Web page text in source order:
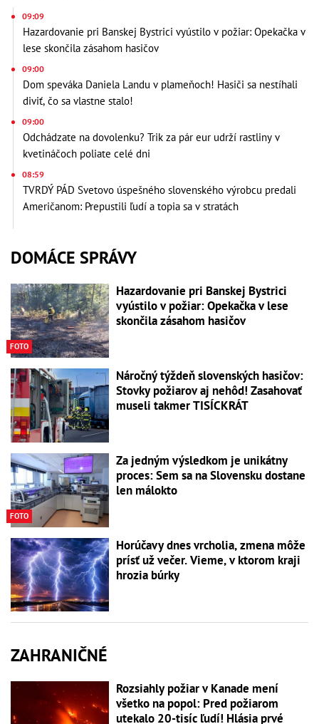
09:09
Hazardovanie pri Banskej Bystrici vyústilo v požiar: Opekačka v
lese skončila zásahom hasičov
09:00
Dom speváka Daniela Landu v plameňoch! Hasiči sa nestíhali
diviť, čo sa vlastne stalo!
09:00
Odchádzate na dovolenku? Trik za pár eur udrží rastliny v
kvetináčoch poliate celé dni
08:59
TVRDÝ PÁD Svetovo úspešného slovenského výrobcu predali
Američanom: Prepustili ľudí a topia sa v stratách
DOMÁCE SPRÁVY
FOTO
Hazardovanie pri Banskej Bystrici
vyústilo v požiar: Opekačka v lese
skončila zásahom hasičov
Náročný týždeň slovenských hasičov:
Stovky požiarov aj nehôd! Zasahovať
museli takmer TISÍCKRÁT
FOTO
Za jedným výsledkom je unikátny
proces: Sem sa na Slovensku dostane
len málokto
Horúčavy dnes vrcholia, zmena môže
prísť už večer. Vieme, v ktorom kraji
hrozia búrky
ZAHRANIČNÉ
Rozsiahly požiar v Kanade mení
všetko na popol: Pred požiarom
utekalo 20-tisíc ľudí! Hlásia prvé